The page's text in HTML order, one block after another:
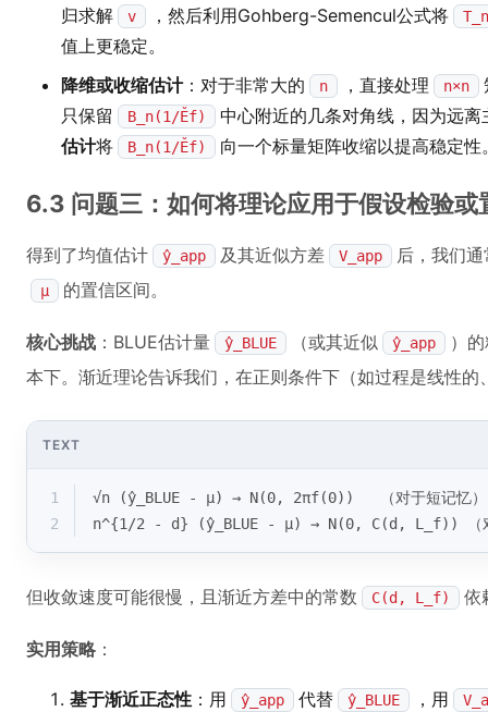
归求解 v ，然后利用Gohberg-Semencul公式将
值上更稳定。
降维或收缩估计：对于非常大的 n ，直接处理 n×n
只保留
B_n(1/Ěf)
中心附近的几条对角线，因为远
估计将 B_n(1/Ěf) 向一个标量矩阵收缩以提高稳定性
6.3 问题三：如何将理论应用于假设检验或
得到了均值估计 ŷ_app 及其近似方差 V_app 后，我们
μ 的置信区间。
核心挑战 ：BLUE估计量 ŷ_BLUE （或其近似 ŷ_app
）
本下。渐近理论告诉我们，在正则条件下（如过程是线性
TEXT
1
√n (ŷ_BLUE - μ) → N(0, 2πf(0))   （对于短记忆）
2
n^{1/2 - d} (ŷ_BLUE - μ) → N(0, C(d, L_f)) （对
但收敛速度可能很慢，且渐近方差中的常数 C(d, L_f) 依
实用策略 ：
基于渐近正态性 ：用 ŷ_app 代替 ŷ_BLUE ，用